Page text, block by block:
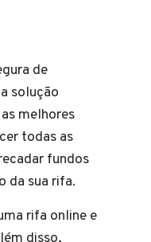
de
solução
melhores
todas as
fundos
da sua rifa.
rifa online e
disso,